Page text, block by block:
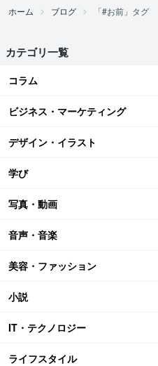
ホーム ブログ 「#お前」タグ
カテゴリ一覧
コラム
ビジネス・マーケティング
デザイン・イラスト
学び
写真・動画
音声・音楽
美容・ファッション
小説
IT・テクノロジー
ライフスタイル